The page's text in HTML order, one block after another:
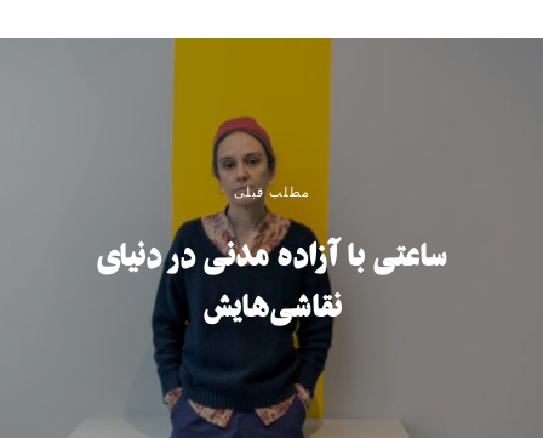
مطلب قبلی
ساعتی با آزاده مدنی در دنیای
نقاشی‌هایش